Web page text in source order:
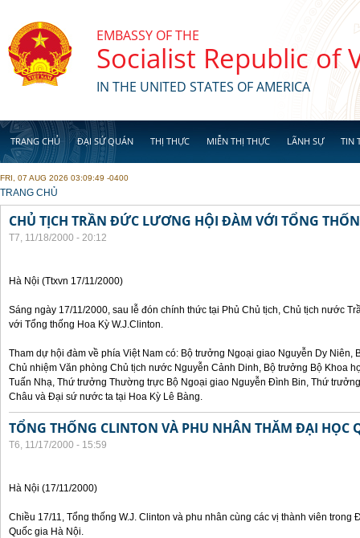
EMBASSY OF THE
Socialist Republic of
IN THE UNITED STATES OF AMERICA
TRANG CHỦ ĐẠI SỨ QUÁN THỊ THỰC MIỄN THỊ THỰC LÃNH SỰ TIN
FRI, 07 AUG 2026 03:09:49 -0400
YOU ARE HERE
TRANG CHỦ
CHỦ TỊCH TRẦN ĐỨC LƯƠNG HỘI ĐÀM VỚI TỔNG
T7, 11/18/2000 - 20:12
Hà Nội (Ttxvn 17/11/2000)
Sáng ngày 17/11/2000, sau lễ đón chính thức tại Phủ Chủ tịch, Chủ tịch nước
với Tổng thống Hoa Kỳ W.J.Clinton.
Tham dự hội đàm về phía Việt Nam có: Bộ trưởng Ngoại giao Nguyễn Dy Niên,
Chủ nhiệm Văn phòng Chủ tịch nước Nguyễn Cảnh Dinh, Bộ trưởng Bộ Khoa
Tuấn Nhạ, Thứ trưởng Thường trực Bộ Ngoại giao Nguyễn Đình Bin, Thứ
Châu và Đại sứ nước ta tại Hoa Kỳ Lê Bàng.
TỔNG THỐNG CLINTON VÀ PHU NHÂN THĂM ĐẠI HỌC
T6, 11/17/2000 - 15:59
Hà Nội (17/11/2000)
Chiều 17/11, Tổng thống W.J. Clinton và phu nhân cùng các vị thành viên
Quốc gia Hà Nội.